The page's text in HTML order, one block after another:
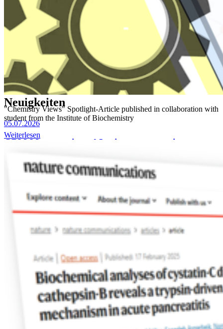
"Chemistry Views" Spotlight-Article published in collaboration with
student from the Institute of Biochemistry
Weiterlesen
Sept.
Erstis aufgepasst: Vorkurs/Brückenkurs allgemeine
und anorganische Chemie
Zu allen Veranstaltungen
Neuigkeiten
05.07.2026
GBM-Masterpreis und Institutsmasterpreis an
27.06.2026
Tag der Wissenschaft und Jubiläumsfeier am Insitut
für Biochemie
T. Bornscheuer erklärt in neuer Videoreihe, wie
Enzyme den Weg zu nachhaltiger Chemie ebnen
26.05.2026
International collaboration uncovers molecular
“zipper” controlling a key blood-clotting enzyme